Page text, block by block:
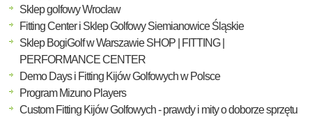
Sklep golfowy Wrocław
Fitting Center i Sklep Golfowy Siemianowice Śląskie
Sklep BogiGolf w Warszawie SHOP | FITTING |
PERFORMANCE CENTER
Demo Days i Fitting Kijów Golfowych w Polsce
Program Mizuno Players
Custom Fitting Kijów Golfowych - prawdy i mity o doborze sprzętu